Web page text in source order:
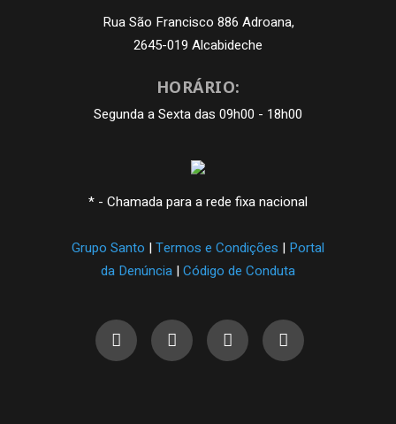
Rua São Francisco 886 Adroana,
2645-019 Alcabideche
HORÁRIO:
Segunda a Sexta das 09h00 - 18h00
* - Chamada para a rede fixa nacional
Grupo Santo | Termos e Condições | Portal
da Denúncia | Código de Conduta